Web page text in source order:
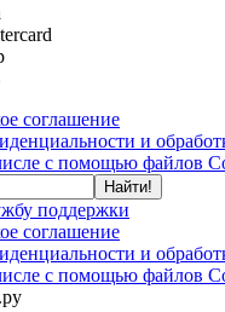
соглашение
и
с помощью файлов
Найти!
поддержки
соглашение
и
с помощью файлов